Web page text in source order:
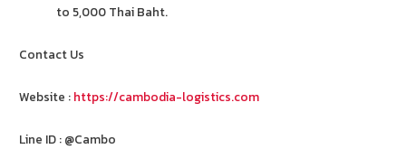
to 5,000 Thai Baht.
Contact Us
Website : https://cambodia-logistics.com
Line ID : @Cambo